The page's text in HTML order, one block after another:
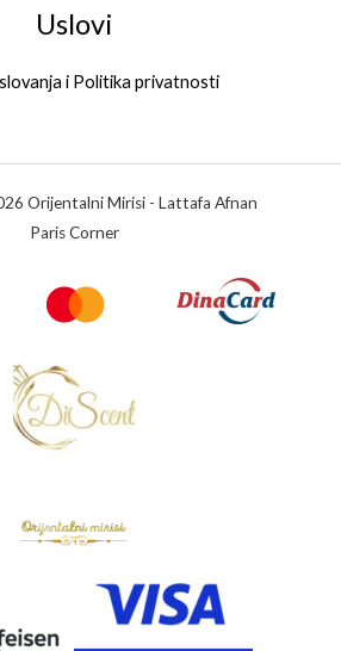
Uslovi
i Politika privatnosti
Orijentalni Mirisi - Lattafa Afnan
Paris Corner